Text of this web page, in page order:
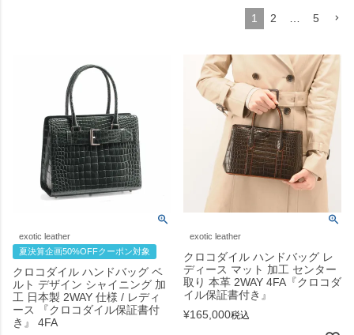
1
2 5
exotic leather
夏決算企画50%OFFクーポン対象
クロコダイル ハンドバッグ ベ
ルト デザイン シャイニング 加
工 日本製 2WAY 仕様 / レディ
ース 『クロコダイル保証書付
き』 4FA
exotic leather
クロコダイル ハンドバッグ レ
ディース マット 加工 センター
取り 本革 2WAY 4FA『クロコダ
イル保証書付き』
¥165,000税込